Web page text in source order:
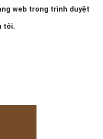
web trong trình duyệt
tôi.